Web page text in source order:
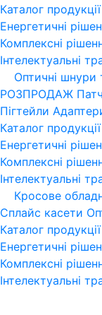
Каталог продукції
Енергетичні
Комплексні
Інтелектуальні
Оптичні шнури
РОЗПРОДАЖ
Пігтейли
Каталог продукції
Енергетичні
Комплексні
Інтелектуальні
Кросове
Сплайс касети
Каталог продукції
Енергетичні
Комплексні
Інтелектуальні